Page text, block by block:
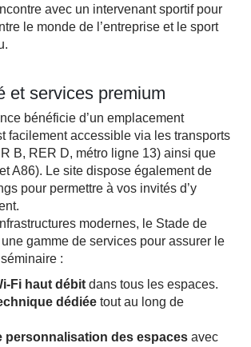
avec un intervenant sportif pour
le monde de l’entreprise et le sport
et services premium
bénéficie d’un emplacement
facilement accessible via les transports
B, RER D, métro ligne 13) ainsi que
A86). Le site dispose également de
pour permettre à vos invités d’y
modernes, le Stade de
gamme de services pour assurer le
:
Fi haut débit dans tous les espaces.
dédiée tout au long de
personnalisation des espaces avec